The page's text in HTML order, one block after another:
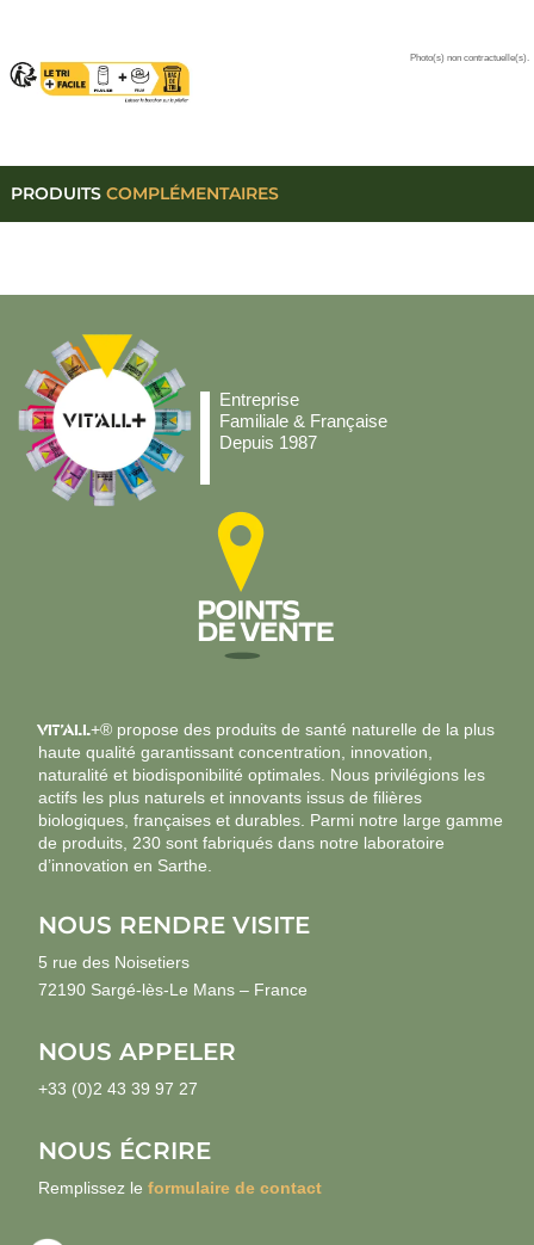
Photo(s) non contractuelle(s).
PRODUITS COMPLÉMENTAIRES
Entreprise
Familiale & Française
Depuis 1987
VIT’ALL+® propose des produits de santé naturelle de la plus
haute qualité garantissant concentration, innovation,
naturalité et biodisponibilité optimales. Nous privilégions les
actifs les plus naturels et innovants issus de filières
biologiques, françaises et durables. Parmi notre large gamme
de produits, 230 sont fabriqués dans notre laboratoire
d’innovation en Sarthe.
NOUS RENDRE VISITE
5 rue des Noisetiers
72190 Sargé-lès-Le Mans – France
NOUS APPELER
+33 (0)2 43 39 97 27
NOUS ÉCRIRE
Remplissez leformulaire de contact